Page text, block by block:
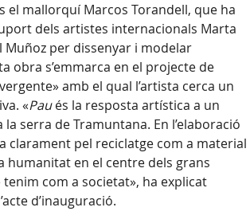
el mallorquí Marcos Torandell, que ha
dels artistes internacionals Marta
Muñoz per dissenyar i modelar
obra s’emmarca en el projecte de
amb el qual l’artista cerca un
«Paués la resposta artística a un
serra de Tramuntana. En l’elaboració
clarament pel reciclatge com a material
humanitat en el centre dels grans
com a societat», ha explicat
d’inauguració.